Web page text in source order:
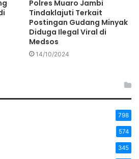
Polres Muaro Jambi
Tindaklajuti Terkait
Postingan Gudang Minyak
Diduga Ilegal Viral di
Medsos
14/10/2024
798
574
345